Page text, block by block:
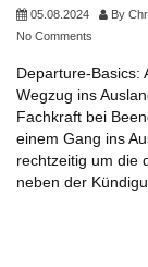
05.08.2024 By
No Comments
Departure-Basics:
Wegzug ins
Fachkraft bei
einem Gang ins
rechtzeitig um die
neben der